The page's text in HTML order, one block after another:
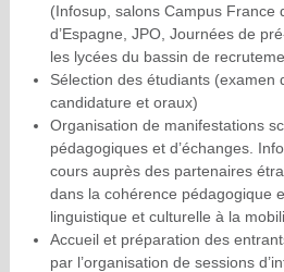
(Infosup, salons Campus France
d’Espagne, JPO, Journées de
les lycées du bassin de
Sélection des étudiants (examen
candidature et oraux)
Organisation de manifestations
pédagogiques et d’échanges.
cours auprès des partenaires
dans la cohérence pédagogique
linguistique et culturelle à la
Accueil et préparation des
par l’organisation de sessions